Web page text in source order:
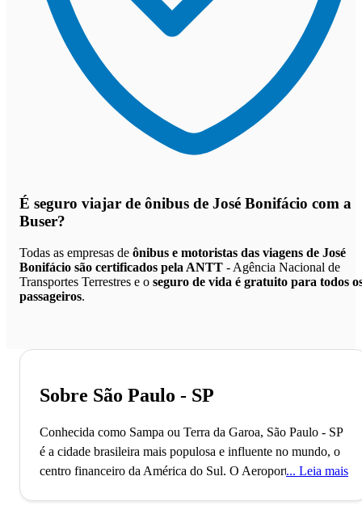
É seguro viajar de ônibus de José Bonifácio com a
Buser?
Todas as empresas de ônibus e motoristas das viagens de José
Bonifácio são certificados pela ANTT - Agência Nacional de
Transportes Terrestres e o seguro de vida é gratuito para todos
passageiros.
Sobre São Paulo - SP
Conhecida como Sampa ou Terra da Garoa, São Paulo - SP
é a cidade brasileira mais populosa e influente no mundo, o
centro financeiro da América do Sul. O Aeroporto deLeia mais